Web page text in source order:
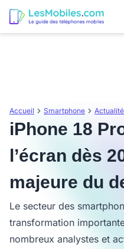
Accueil Smartphone
iPhone 18
l’écran dès
majeure du
Le secteur des
transformation
nombreux analystes et